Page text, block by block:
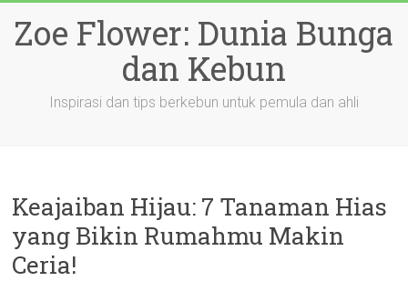
content
Zoe Flower: Dunia Bunga
dan Kebun
Inspirasi dan tips berkebun untuk pemula dan ahli
Keajaiban Hijau: 7 Tanaman Hias
yang Bikin Rumahmu Makin
Ceria!